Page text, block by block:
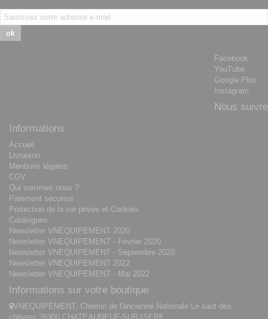
ok
Facebook
YouTube
Google Plus
Instagram
Nous suivre
Informations
Accueil
Livraison
Mentions légales
CGV
Qui sommes nous ?
Paiement sécurisé
Protection de la vie privée et Cookies
Catalogues
Newsletter VNEQUIPEMENT 2020
Newsletter VNEQUIPEMENT - Février 2020
Newsletter VNEQUIPEMENT - Septembre 2020
Newsletter VNEQUIPEMENT 2022
Newsletter VNEQUIPEMENT - Mai 2022
Informations sur votre boutique
VNEQUIPEMENT, Chemin de l'ancienne Nationale Le saut des
chèvres 26300 CHATEAUNEUF-SUR-ISERE